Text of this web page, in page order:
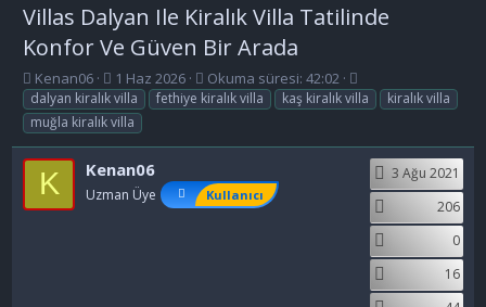
Villas Dalyan Ile Kiralık Villa Tatilinde
Konfor Ve Güven Bir Arada
K
o
n
b
u
y
u
b
Kenan06
B
a
ş
l
n
g
1 Haz 2026 Okuma süresi: 42:02
t
i
dalyan kiralık villa fethiye kiralık villa kaş kiralık villa
kiralık villa
muğla kiralık villa
K Kenan06
Uzman Üye Kullanıcı
3 Ağu 2021
206
0
16